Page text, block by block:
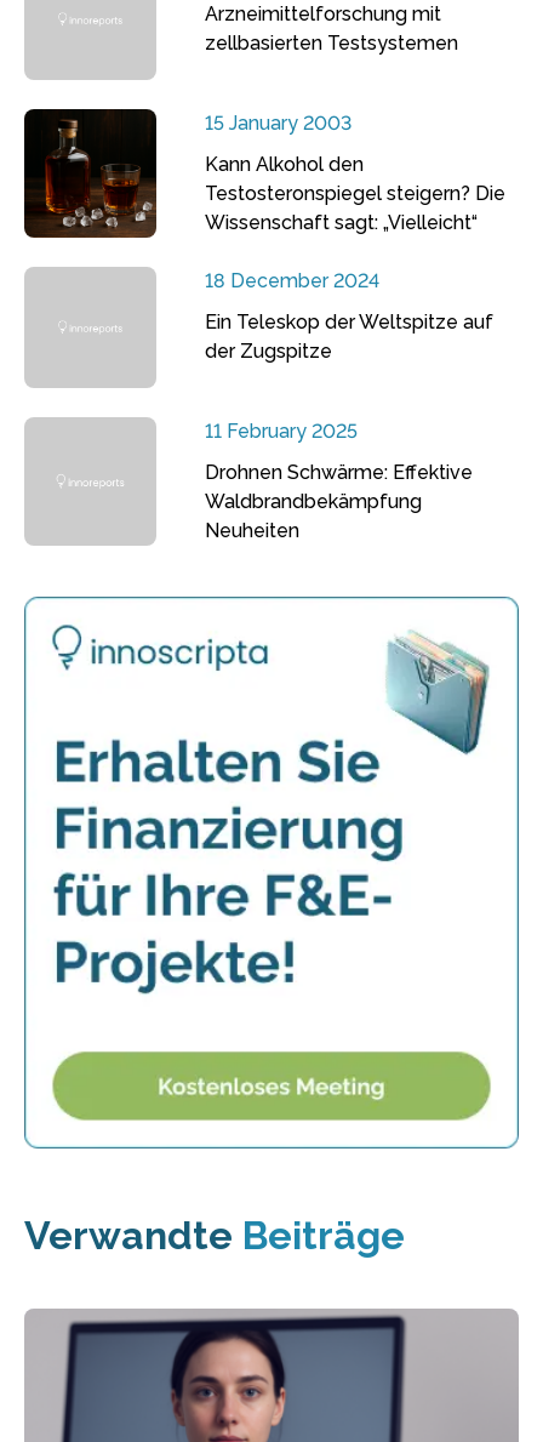
Arzneimittelforschung mit
zellbasierten Testsystemen
15 January 2003
Kann Alkohol den
Testosteronspiegel steigern? Die
Wissenschaft sagt: „Vielleicht“
18 December 2024
Ein Teleskop der Weltspitze auf
der Zugspitze
11 February 2025
Drohnen Schwärme: Effektive
Waldbrandbekämpfung
Neuheiten
Verwandte Beiträge